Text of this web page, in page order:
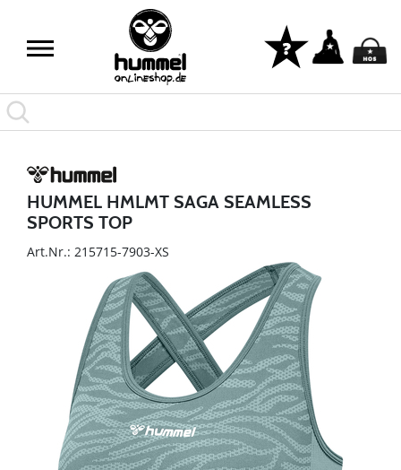
HUMMEL HMLMT SAGA SEAMLESS
SPORTS TOP
Art.Nr.: 215715-7903-XS